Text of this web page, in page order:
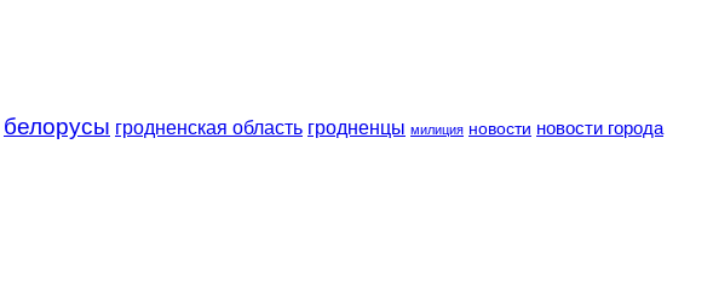
белорусы гродненская область гродненцы милиция новости новости города